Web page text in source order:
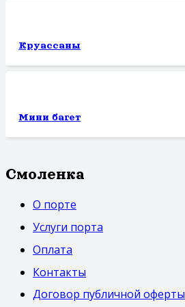
Круассаны
Мини багет
Смоленка
О порте
Услуги порта
Оплата
Контакты
Договор публичной оферты